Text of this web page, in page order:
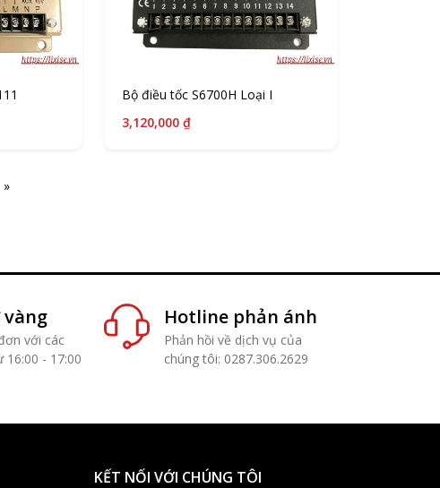
Bộ điều tốc S6700H Loại I
3,120,000 ₫
»
với các
- 17:00
Hotline phản ánh
Phản hồi về dịch vụ của
chúng tôi: 0287.306.2629
KẾT NỐI VỚI CHÚNG TÔI